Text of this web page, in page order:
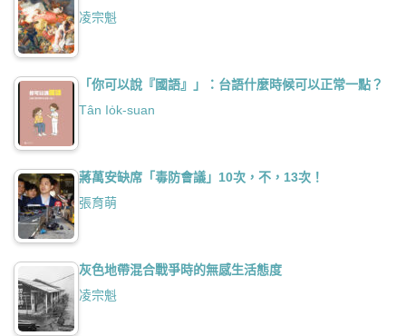
凌宗魁
「你可以說『國語』」：台語什麼時候可以正常一點？
Tân Io̍k-suan
蔣萬安缺席「毒防會議」10次，不，13次！
張育萌
灰色地帶混合戰爭時的無感生活態度
凌宗魁